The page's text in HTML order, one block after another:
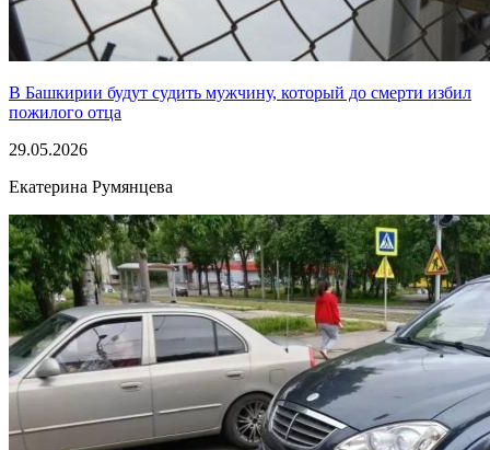
В Башкирии будут судить мужчину, который до смерти избил
пожилого отца
29.05.2026
Екатерина Румянцева